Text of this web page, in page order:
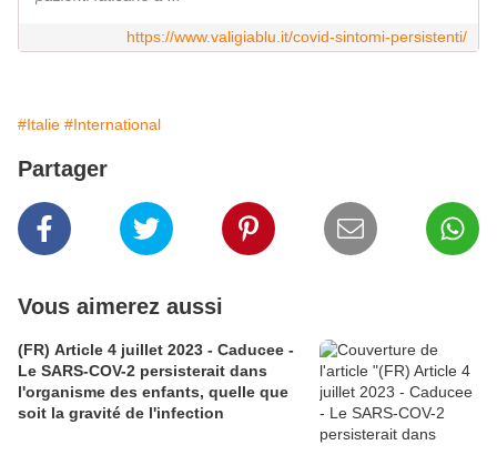
https://www.valigiablu.it/covid-sintomi-persistenti/
#Italie #International
Partager
Vous aimerez aussi
(FR) Article 4 juillet 2023 - Caducee -
Le SARS-COV-2 persisterait dans
l'organisme des enfants, quelle que
soit la gravité de l'infection